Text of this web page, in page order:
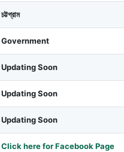
চট্টগ্রাম
Government
Updating Soon
Updating Soon
Updating Soon
Click here for Facebook Page